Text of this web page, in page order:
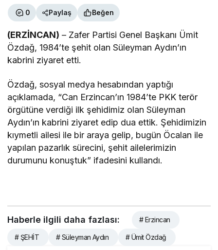
0 Paylaş Beğen
(ERZİNCAN) – Zafer Partisi Genel Başkanı Ümit
Özdağ, 1984’te şehit olan Süleyman Aydın’ın
kabrini ziyaret etti.
Özdağ, sosyal medya hesabından yaptığı
açıklamada, “Can Erzincan’ın 1984’te PKK terör
örgütüne verdiği ilk şehidimiz olan Süleyman
Aydın’ın kabrini ziyaret edip dua ettik. Şehidimizin
kıymetli ailesi ile bir araya gelip, bugün Öcalan ile
yapılan pazarlık sürecini, şehit ailelerimizin
durumunu konuştuk” ifadesini kullandı.
Haberle ilgili daha fazlası: # Erzincan
# ŞEHİT # Süleyman Aydın # Ümit Özdağ